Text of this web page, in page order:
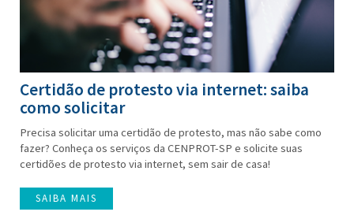
Certidão de protesto via internet: saiba
como solicitar
Precisa solicitar uma certidão de protesto, mas não sabe como
fazer? Conheça os serviços da CENPROT-SP e solicite suas
certidões de protesto via internet, sem sair de casa!
SAIBA MAIS